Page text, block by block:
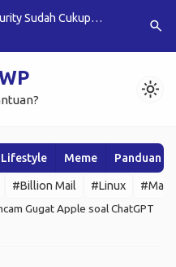
BillionMail V4.0: AI-search
light_mode
Lifestyle Meme Panduan
#Billion Mail #Linux
#Mail
Gugat Apple soal ChatGPT